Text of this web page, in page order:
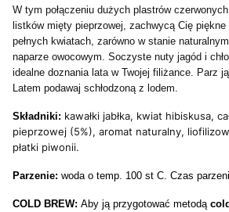
W tym połączeniu dużych plastrów
listków mięty pieprzowej, zachwycą Cię piękne
pełnych kwiatach, zarówno w stanie
naparze owocowym. Soczyste nuty jagód i
idealne doznania lata w Twojej filiżance. Parz
Latem podawaj schłodzoną z lodem.
Składniki: kawałki jabłka, kwiat hibiskusa,
pieprzowej (5%), aromat naturalny,
płatki piwonii.
Parzenie: woda o temp. 100 st C. Czas
COLD BREW: Aby ją przygotować metodą